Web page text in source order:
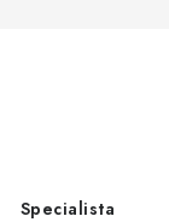
Specialista